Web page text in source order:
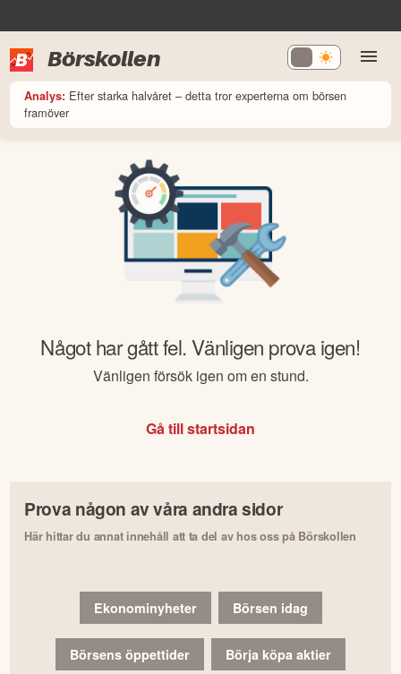
Börskollen
Analys: Efter starka halvåret – detta tror experterna om börsen
framöver
Något har gått fel. Vänligen prova igen!
Vänligen försök igen om en stund.
Gå till startsidan
Prova någon av våra andra sidor
Här hittar du annat innehåll att ta del av hos oss på Börskollen
Ekonominyheter Börsen idag
Börsens öppettider Börja köpa aktier